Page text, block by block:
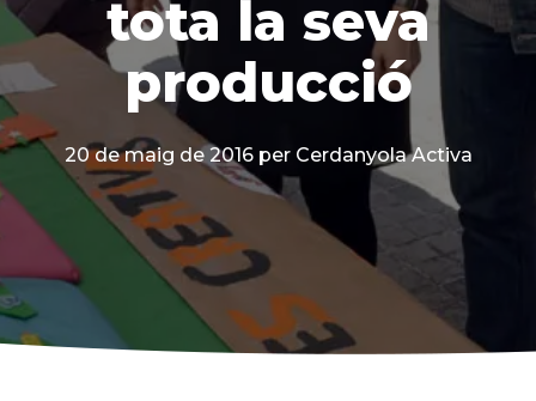
tota la seva
producció
20 de maig de 2016 per Cerdanyola Activa